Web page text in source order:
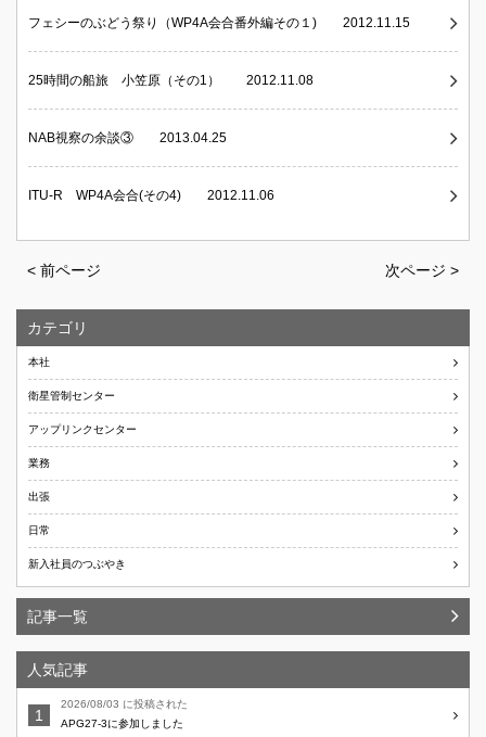
フェシーのぶどう祭り（WP4A会合番外編その１) 2012.11.15
25時間の船旅 小笠原（その1） 2012.11.08
NAB視察の余談③ 2013.04.25
ITU-R WP4A会合(その4) 2012.11.06
< 前ページ 次ページ >
カテゴリ
本社
衛星管制センター
アップリンクセンター
業務
出張
日常
新入社員のつぶやき
記事一覧
人気記事
2026/08/03 に投稿された
APG27-3に参加しました